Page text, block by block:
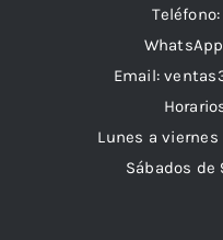
Email:
Lunes a
Sábados de